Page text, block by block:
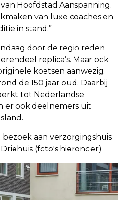
Hoofdstad Aanspanning.
van luxe coaches en
in stand.”
door de regio reden
replica’s. Maar ook
koetsen aanwezig.
de 150 jaar oud. Daarbij
tot Nederlandse
er ook deelnemers uit
bezoek aan verzorgingshuis
(foto's hieronder)